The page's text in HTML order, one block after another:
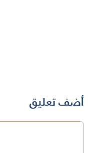
أضف تعليق
تعليق